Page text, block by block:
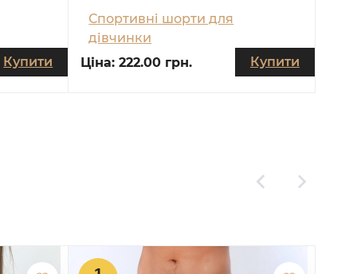
Купити
Спортивні шорти для
дівчинки
Ціна:222.00 грн. Купити